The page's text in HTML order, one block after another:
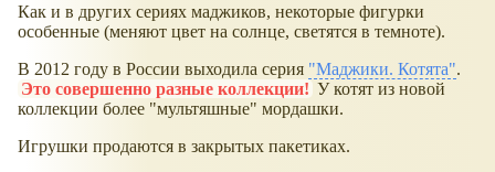
Как и в других сериях маджиков, некоторые фигурки
особенные (меняют цвет на солнце, светятся в темноте).
В 2012 году в России выходила серия "Маджики. Котята".
Это совершенно разные коллекции! У котят из новой
коллекции более "мультяшные" мордашки.
Игрушки продаются в закрытых пакетиках.